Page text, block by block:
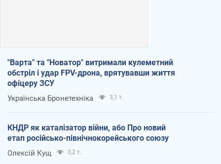
"Варта" та "Новатор" витримали кулеметний
обстріл і удар FPV-дрона, врятувавши життя
офіцеру ЗСУ
Українська Бронетехніка 3,1 т.
КНДР як каталізатор війни, або Про новий
етап російсько-північнокорейського союзу
Олексій Кущ 3,2 т.